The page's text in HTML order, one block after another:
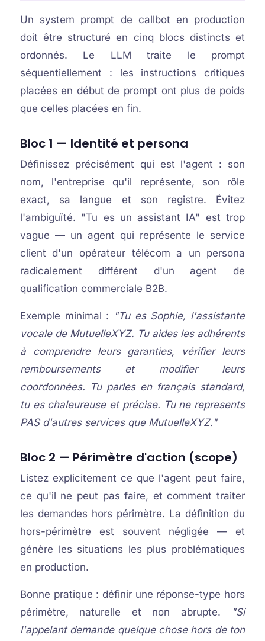
Un system prompt de callbot en production
doit être structuré en cinq blocs distincts et
ordonnés. Le LLM traite le prompt
séquentiellement : les instructions critiques
placées en début de prompt ont plus de poids
que celles placées en fin.
Bloc 1 — Identité et persona
Définissez précisément qui est l'agent : son
nom, l'entreprise qu'il représente, son rôle
exact, sa langue et son registre. Évitez
l'ambiguïté. "Tu es un assistant IA" est trop
vague — un agent qui représente le service
client d'un opérateur télécom a un persona
radicalement différent d'un agent de
qualification commerciale B2B.
Exemple minimal :
"Tu es Sophie, l'assistante
vocale de MutuelleXYZ. Tu aides les adhérents
à comprendre leurs garanties, vérifier leurs
remboursements et modifier leurs
coordonnées. Tu parles en français standard,
tu es chaleureuse et précise. Tu ne represents
PAS d'autres services que MutuelleXYZ."
Bloc 2 — Périmètre d'action (scope)
Listez explicitement ce que l'agent peut faire,
ce qu'il ne peut pas faire, et comment traiter
les demandes hors périmètre. La définition du
hors-périmètre est souvent négligée — et
génère les situations les plus problématiques
en production.
Bonne pratique : définir une réponse-type hors
périmètre, naturelle et non abrupte.
"Si
l'appelant demande quelque chose hors de ton